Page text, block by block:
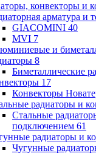
конвекторы и
арматура и
GIACOMINI 40
MVI 7
и
8
Биметаллические
17
Конвекторы
радиаторы и
Стальные
подключением 61
радиаторы и
Чугунные